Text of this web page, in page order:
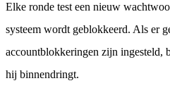
Elke ronde test een nieuw
systeem wordt geblokkeerd. Als er
accountblokkeringen zijn ingesteld,
hij binnendringt.